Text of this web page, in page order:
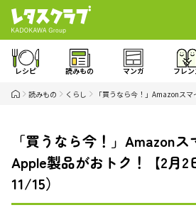
レシピ 読みもの マンガ フレ
読みもの くらし 「買うなら今！」Amazonス
「買うなら今！」Amazon
Apple製品がおトク！【2月2
11/15）